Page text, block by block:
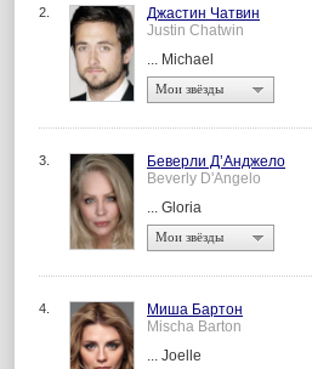
2.
Джастин Чатвин
Justin Chatwin
... Michael
Мои звёзды
3.
Беверли Д’Анджело
Beverly D'Angelo
... Gloria
Мои звёзды
4.
Миша Бартон
Mischa Barton
... Joelle